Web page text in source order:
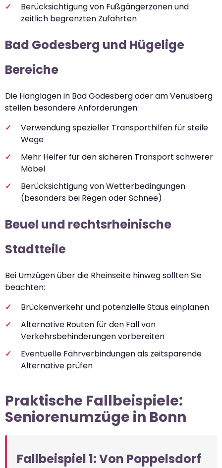
Berücksichtigung von Fußgängerzonen und
zeitlich begrenzten Zufahrten
Bad Godesberg und Hügelige
Bereiche
Die Hanglagen in Bad Godesberg oder am Venusberg
stellen besondere Anforderungen:
Verwendung spezieller Transporthilfen für steile
Wege
Mehr Helfer für den sicheren Transport schwerer
Möbel
Berücksichtigung von Wetterbedingungen
(besonders bei Regen oder Schnee)
Beuel und rechtsrheinische
Stadtteile
Bei Umzügen über die Rheinseite hinweg sollten Sie
beachten:
Brückenverkehr und potenzielle Staus einplanen
Alternative Routen für den Fall von
Verkehrsbehinderungen vorbereiten
Eventuelle Fährverbindungen als zeitsparende
Alternative prüfen
Praktische Fallbeispiele:
Seniorenumzüge in Bonn
Fallbeispiel 1: Von Poppelsdorf